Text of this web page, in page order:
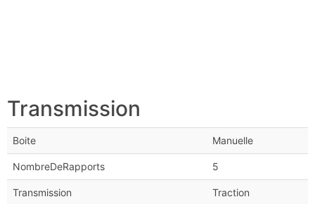
Transmission
Boite Manuelle
NombreDeRapports 5
Transmission Traction